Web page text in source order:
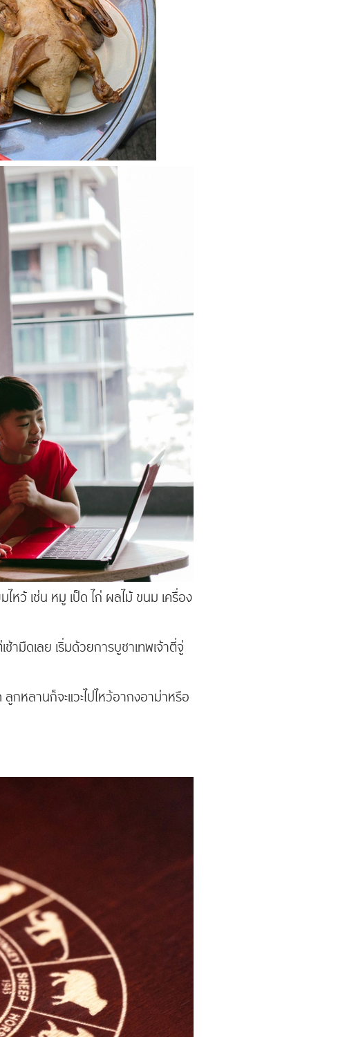
หว้ เช่น หมู เป็ด ไก่ ผลไม้ ขนม เครื่อง
ามืดเลย เริ่มด้วยการบูชาเทพเจ้าตี่จู่
หลานก็จะแวะไปไหว้อากงอาม่าหรือ